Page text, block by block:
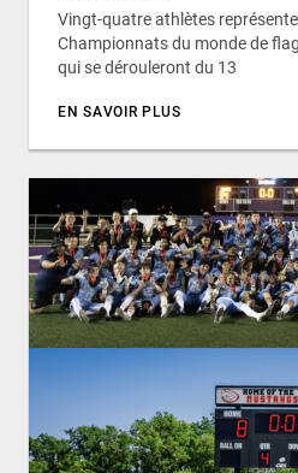
Vingt-quatre athlètes
Championnats du monde de
qui se dérouleront du 13
EN SAVOIR PLUS